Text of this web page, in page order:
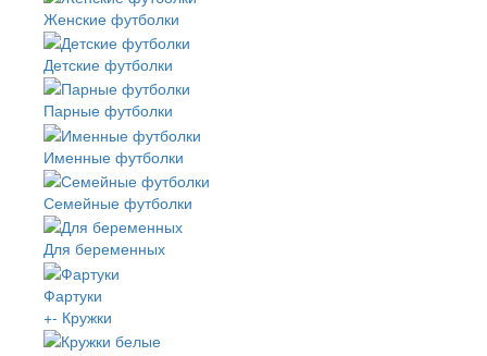
Женские футболки
Детские футболки
Парные футболки
Именные футболки
Семейные футболки
Для беременных
Фартуки
+- Кружки